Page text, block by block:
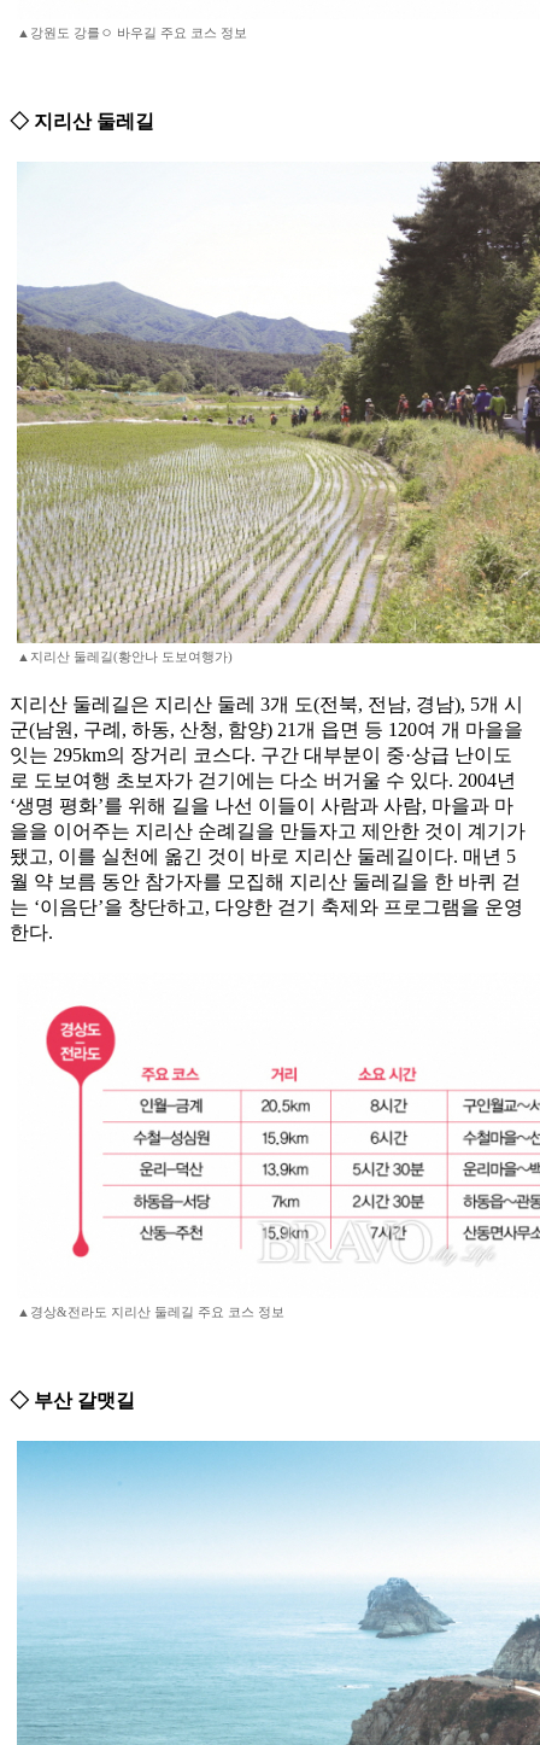
▲강원도 강를ㅇ 바우길 주요 코스 정보
◇ 지리산 둘레길
▲지리산 둘레길(황안나 도보여행가)
지리산 둘레길은 지리산 둘레 3개 도(전북, 전남, 경남), 5개 시
군(남원, 구례, 하동, 산청, 함양) 21개 읍면 등 120여 개 마을을
잇는 295km의 장거리 코스다. 구간 대부분이 중·상급 난이도
로 도보여행 초보자가 걷기에는 다소 버거울 수 있다. 2004년
‘생명 평화’를 위해 길을 나선 이들이 사람과 사람, 마을과 마
을을 이어주는 지리산 순례길을 만들자고 제안한 것이 계기가
됐고, 이를 실천에 옮긴 것이 바로 지리산 둘레길이다. 매년 5
월 약 보름 동안 참가자를 모집해 지리산 둘레길을 한 바퀴 걷
는 ‘이음단’을 창단하고, 다양한 걷기 축제와 프로그램을 운영
한다.
▲경상&전라도 지리산 둘레길 주요 코스 정보
◇ 부산 갈맷길